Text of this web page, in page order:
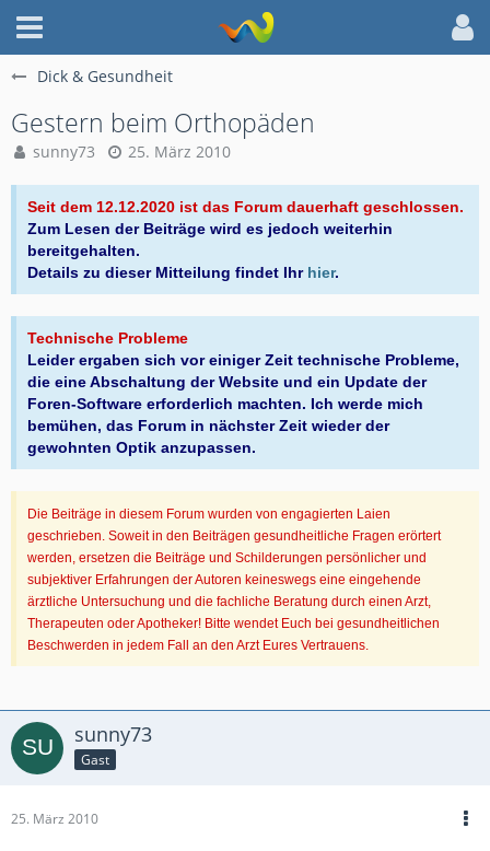
Dick & Gesundheit
Gestern beim Orthopäden
sunny73 25. März 2010
Seit dem 12.12.2020 ist das Forum dauerhaft geschlossen.
Zum Lesen der Beiträge wird es jedoch weiterhin
bereitgehalten.
Details zu dieser Mitteilung findet Ihr hier.
Technische Probleme
Leider ergaben sich vor einiger Zeit technische Probleme,
die eine Abschaltung der Website und ein Update der
Foren-Software erforderlich machten. Ich werde mich
bemühen, das Forum in nächster Zeit wieder der
gewohnten Optik anzupassen.
Die Beiträge in diesem Forum wurden von engagierten Laien
geschrieben. Soweit in den Beiträgen gesundheitliche Fragen erörtert
werden, ersetzen die Beiträge und Schilderungen persönlicher und
subjektiver Erfahrungen der Autoren keineswegs eine eingehende
ärztliche Untersuchung und die fachliche Beratung durch einen Arzt,
Therapeuten oder Apotheker! Bitte wendet Euch bei gesundheitlichen
Beschwerden in jedem Fall an den Arzt Eures Vertrauens.
sunny73
Gast
25. März 2010